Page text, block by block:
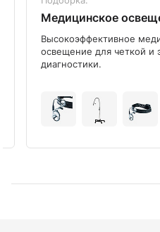
Медицинское
Высокоэффективное
освещение для четкой и
диагностики.